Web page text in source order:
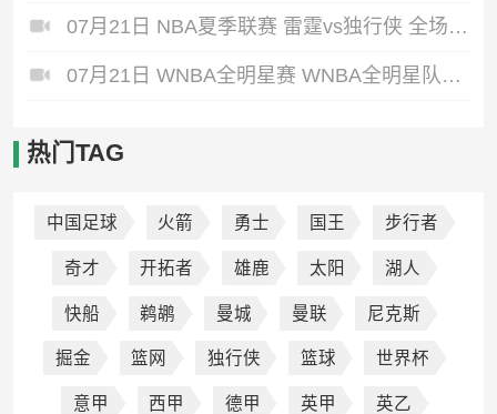
07月21日 NBA夏季联赛 雷霆vs独行侠 全场录像回放
07月21日 WNBA全明星赛 WNBA全明星队vs美国女篮 全场录像回放
热门TAG
中国足球 火箭 勇士 国王 步行者
奇才 开拓者 雄鹿 太阳 湖人
快船 鹈鹕 曼城 曼联 尼克斯
掘金 篮网 独行侠 篮球 世界杯
意甲 西甲 德甲 英甲 英乙